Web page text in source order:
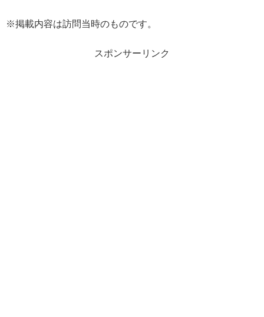
※掲載内容は訪問当時のものです。
スポンサーリンク